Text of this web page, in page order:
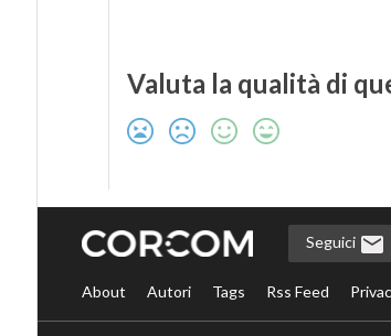
Valuta la qualità di
Seguici
About Autori Tags Rss Feed